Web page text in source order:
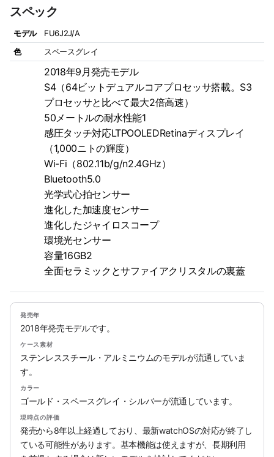
スペック
モデル
FU6J2J/A
色
スペースグレイ
2018年9月発売モデル
S4（64ビットデュアルコアプロセッサ搭載。S3
プロセッサと比べて最大2倍高速）
50メートルの耐水性能1
感圧タッチ対応LTPOOLEDRetinaディスプレイ
（1,000ニトの輝度）
Wi-Fi（802.11b/g/n2.4GHz）
Bluetooth5.0
光学式心拍センサー
進化した加速度センサー
進化したジャイロスコープ
環境光センサー
容量16GB2
全面セラミックとサファイアクリスタルの裏蓋
発売年
2018年発売モデルです。
ケース素材
ステンレススチール・アルミニウムのモデルが流通していま
す。
カラー
ゴールド・スペースグレイ・シルバーが流通しています。
現時点の評価
発売から8年以上経過しており、最新watchOSの対応が終了し
ている可能性があります。基本機能は使えますが、長期利用